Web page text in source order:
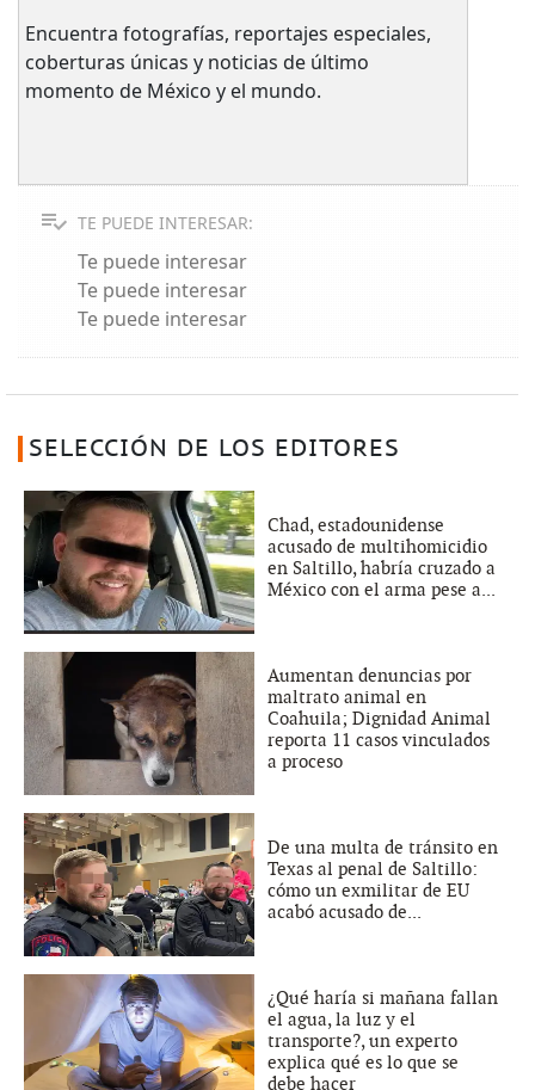
Encuentra fotografías, reportajes especiales,
coberturas únicas y noticias de último
momento de México y el mundo.
TE PUEDE INTERESAR:
Te puede interesar
Te puede interesar
Te puede interesar
SELECCIÓN DE LOS EDITORES
Chad, estadounidense
acusado de multihomicidio
en Saltillo, habría cruzado a
México con el arma pese a...
Aumentan denuncias por
maltrato animal en
Coahuila; Dignidad Animal
reporta 11 casos vinculados
a proceso
De una multa de tránsito en
Texas al penal de Saltillo:
cómo un exmilitar de EU
acabó acusado de...
¿Qué haría si mañana fallan
el agua, la luz y el
transporte?, un experto
explica qué es lo que se
debe hacer